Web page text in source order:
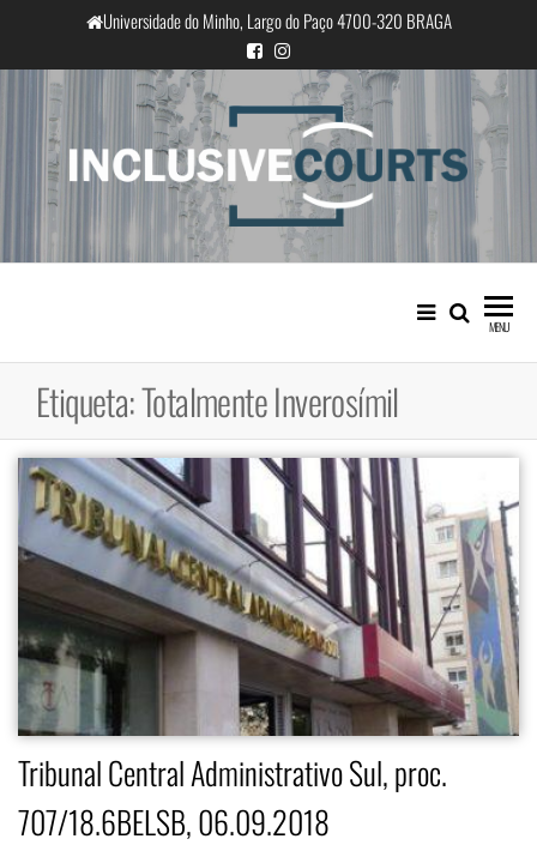
o
conteúdo
Universidade do Minho, Largo do Paço 4700-320 BRAGA
InclusiveCourts
Igualdade e diferença cultural na
prática judicial portuguesa
MENU
Etiqueta:Totalmente Inverosímil
Tribunal Central Administrativo Sul, proc.
707/18.6BELSB, 06.09.2018